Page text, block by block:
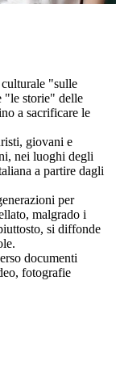
culturale "sulle
"le storie" delle
a sacrificare le
giovani e
nei luoghi degli
a partire dagli
per
malgrado i
si diffonde
documenti
fotografie